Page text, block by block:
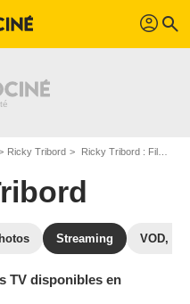
profil search
Ricky Tribord Ricky Tribord : Films et séries online
Streaming VOD,
TV disponibles en